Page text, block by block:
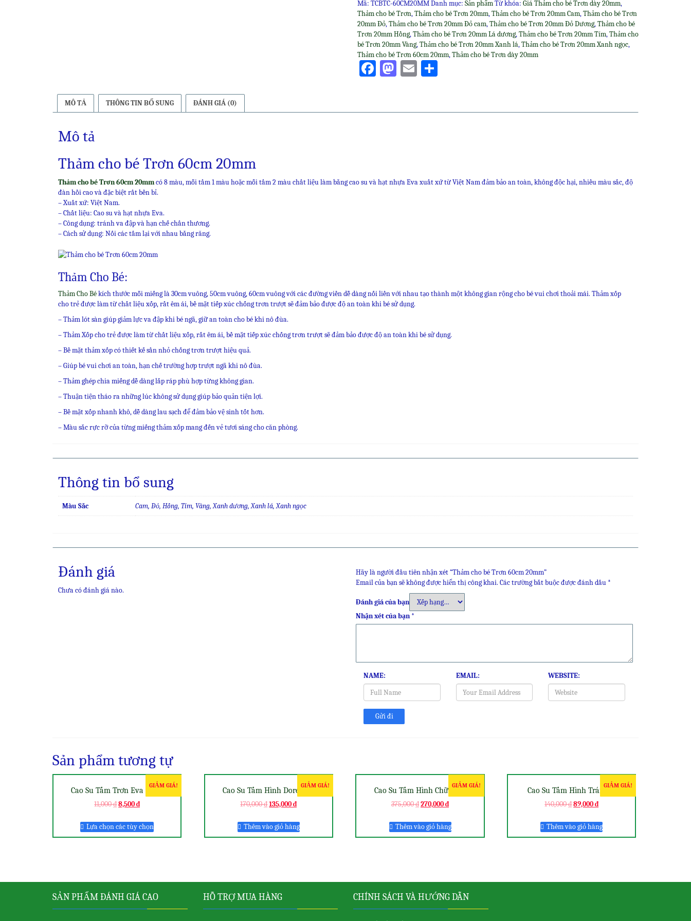
60cm
20mm
số
lượng
Mã: TCBTC-60CM20MMDanh mục: Sản phẩmTừ khóa: Giá Thảm cho bé Trơn dày 20mm,
Thảm cho bé Trơn,Thảm cho bé Trơn 20mm,Thảm cho bé Trơn 20mm Cam,Thảm cho bé Trơn
20mm Đỏ,Thảm cho bé Trơn 20mm Đỏ cam,Thảm cho bé Trơn 20mm Đỏ Dương,Thảm cho bé
Trơn 20mm Hồng,Thảm cho bé Trơn 20mm Lá dương,Thảm cho bé Trơn 20mm Tím,Thảm cho
bé Trơn 20mm Vàng,Thảm cho bé Trơn 20mm Xanh lá,Thảm cho bé Trơn 20mm Xanh ngọc,
Thảm cho bé Trơn 60cm 20mm,Thảm cho bé Trơn dày 20mm
Facebook
Mastodon
EmailShare
MÔ TẢ THÔNG TIN BỔ SUNG ĐÁNH GIÁ (0)
Mô tả
Thảm cho bé Trơn 60cm 20mm
Thảm cho bé Trơn 60cm 20mmcó 8 màu, mỗi tấm 1 màu hoặc mỗi tấm 2 màu chất liệu làm bằng cao su và hạt nhựa Eva xuất xứ từ Việt Nam đảm bảo an toàn, không độc hại, nhiều màu sắc, độ
đàn hồi cao và đặc biệt rất bền bỉ.
– Xuất xứ: Việt Nam.
– Chất liệu: Cao su và hạt nhựa Eva.
– Công dụng: tránh va đập và hạn chế chấn thương.
– Cách sử dụng: Nối các tấm lại với nhau bằng răng.
Thảm Cho Bé:
Thảm Cho Békích thước mỗi miếng là 30cm vuông, 50cm vuông, 60cm vuông với các đường viền dễ dàng nối liền với nhau tạo thành một không gian rộng cho bé vui chơi thoải mái. Thảm xốp
cho trẻ được làm từ chất liệu xốp, rất êm ái, bề mặt tiếp xúc chống trơn trượt sẽ đảm bảo được độ an toàn khi bé sử dụng.
– Thảm lót sàn giúp giảm lực va đập khi bé ngã, giữ an toàn cho bé khi nô đùa.
– Thảm Xốp cho trẻ được làm từ chất liệu xốp, rất êm ái, bề mặt tiếp xúc chống trơn trượt sẽ đảm bảo được độ an toàn khi bé sử dụng.
– Bề mặt thảm xốp có thiết kế sần nhỏ chống trơn trượt hiệu quả.
– Giúp bé vui chơi an toàn, hạn chế trường hợp trượt ngã khi nô đùa.
– Thảm ghép chia miếng dễ dàng lắp ráp phù hợp từng không gian.
– Thuận tiện tháo ra những lúc không sử dụng giúp bảo quản tiện lợi.
– Bề mặt xốp nhanh khô, dễ dàng lau sạch để đảm bảo vệ sinh tốt hơn.
– Màu sắc rực rỡ của từng miếng thảm xốp mang đến vẻ tươi sáng cho căn phòng.
Thông tin bổ sung
Màu Sắc Cam, Đỏ, Hồng, Tím, Vàng, Xanh dương, Xanh lá, Xanh ngọc
Đánh giá
Chưa có đánh giá nào.
Hãy là người đầu tiên nhận xét “Thảm cho bé Trơn 60cm 20mm”
Email của bạn sẽ không được hiển thị công khai. Các trường bắt buộc được đánh dấu *
Đánh giá của bạn
Nhận xét của bạn*
NAME: EMAIL: WEBSITE:
Sản phẩm tương tự
GIẢM GIÁ!
Cao Su Tấm Trơn Eva 30cm
11,000₫8,500₫
Lựa chọn các tùy chọn
GIẢM GIÁ!
Cao Su Tấm Hình Doremon
170,000₫135,000₫
Thêm vào giỏ hàng
GIẢM GIÁ!
Cao Su Tấm Hình Chữ Scan
375,000₫270,000₫
Thêm vào giỏ hàng
GIẢM GIÁ!
Cao Su Tấm Hình Trái Cây
140,000₫89,000₫
Thêm vào giỏ hàng
SẢN PHẨM ĐÁNH GIÁ CAO HỖ TRỢ MUA HÀNG CHÍNH SÁCH VÀ HƯỚNG DẪN